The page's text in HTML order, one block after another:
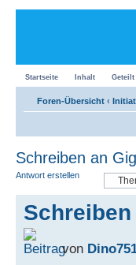
Startseite Inhalt Geteilt
Foren-Übersicht ‹
Schreiben an
Antwort erstellen
von